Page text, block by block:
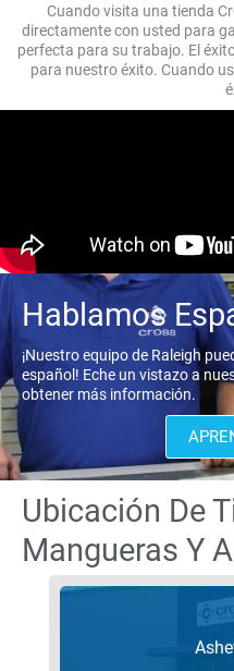
Cuando visita una tienda
directamente con usted para
perfecta para su trabajo. El
para nuestro éxito. Cuando
Hablamos
¡Nuestro equipo de Raleigh
español! Eche un vistazo a
obtener más información.
Ubicación De
Mangueras Y